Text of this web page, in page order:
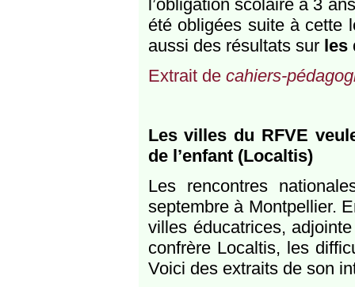
l’obligation scolaire à 3
été obligées suite à cette
aussi des résultats sur les
Extrait de cahiers-
Les villes du RFVE
de l’enfant (Localtis)
Les rencontres
septembre à Montpellier.
villes éducatrices,
confrère Localtis, les
Voici des extraits de son